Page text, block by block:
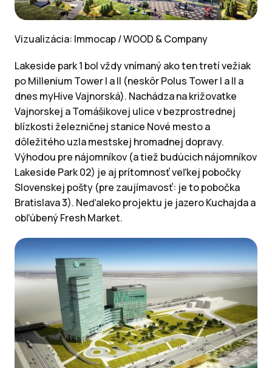
Vizualizácia: Immocap / WOOD & Company
Lakeside park 1 bol vždy vnímaný ako ten tretí vežiak
po Millenium Tower I a II (neskôr Polus Tower I a II a
dnes myHive Vajnorská). Nachádza na križovatke
Vajnorskej a Tomášikovej ulice v bezprostrednej
blízkosti železničnej stanice Nové mesto a
dôležitého uzla mestskej hromadnej dopravy.
Výhodou pre nájomníkov (a tiež budúcich nájomníkov
Lakeside Park 02) je aj prítomnosť veľkej pobočky
Slovenskej pošty (pre zaujímavosť: je to pobočka
Bratislava 3). Neďaleko projektu je jazero Kuchajda a
obľúbený Fresh Market.